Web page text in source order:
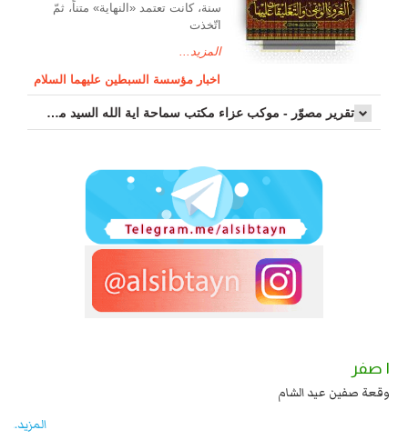
سنة، كانت تعتمد «النهاية» متناً، ثمّ
اتّخذت
المزيد...
اخبار مؤسسة السبطين عليهما السلام
تقرير مصوّر - موكب عزاء مکتب سماحة اية الله السيد مرتضى الموسوي الاصفهاني في يوم إستشهاد السيدة فاطم...
يزيد شهادة زيد بن علي بن الحسين عليهما السلام قتل صاحب الزنج